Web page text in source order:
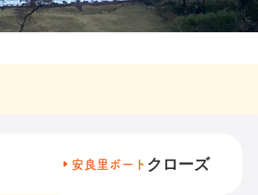
安良里ボート クローズ